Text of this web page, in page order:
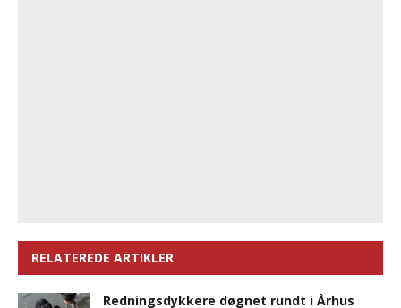
RELATEREDE ARTIKLER
Redningsdykkere døgnet rundt i Århus